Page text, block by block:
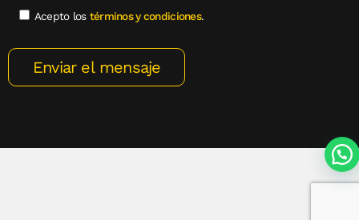
Acepto los términos y condiciones.